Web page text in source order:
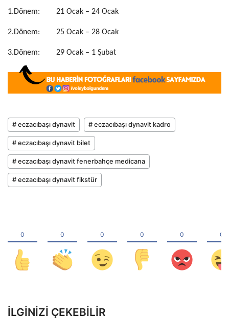
1.Dönem: 21 Ocak – 24 Ocak
2.Dönem: 25 Ocak – 28 Ocak
3.Dönem: 29 Ocak – 1 Şubat
# eczacıbaşı dynavit # eczacıbaşı dynavit kadro
# eczacıbaşı dynavit bilet
# eczacıbaşı dynavit fenerbahçe medicana
# eczacıbaşı dynavit fikstür
İLGINIZI ÇEKEBILIR